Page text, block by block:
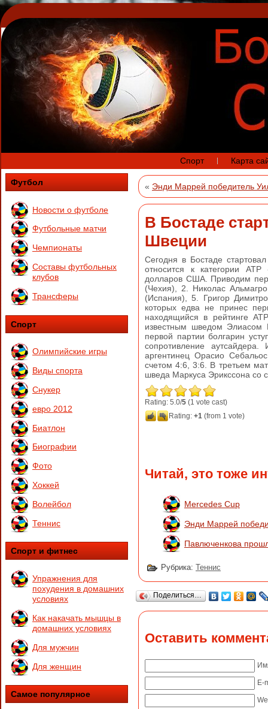
Спорт Карта
Футбол
Новости о футболе
Футбольные матчи
Чемпионаты
Составы футбольных
клубов
Трансферы
Спорт
Олимпийские игры
Виды спорта
Снукер
евро 2012
Биатлон
Биографии
Фото
Хоккей
Волейбол
Теннис
Спорт и фитнес
Упражнения для
похудения в домашних
условиях
Как накачать мышцы в
домашних условиях
Для мужчин
Для женщин
Самое популярное
« Энди Маррей победитель
В Бостаде
Швеции
Сегодня в Бостаде
относится к категории
долларов США. Приводим
(Чехия), 2. Николас
(Испания), 5. Григор
которых едва не принес
находящийся в рейтинге
известным шведом
первой партии болгарин
сопротивление
аргентинец Орасио
счетом 4:6, 3:6. В третьем
шведа Маркуса Эрикссона со
Rating: 5.0/5 (1 vote cast)
Rating: +1 (from 1 vote)
Читай, это тоже
Mercedes Cup
Энди Маррей
Павлюченкова
Рубрика: Теннис
Поделиться…
Оставить
E-